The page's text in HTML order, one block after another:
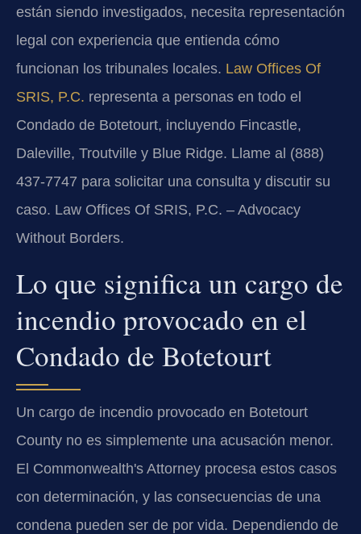
están siendo investigados, necesita representación
legal con experiencia que entienda cómo
funcionan los tribunales locales. Law Offices Of
SRIS, P.C. representa a personas en todo el
Condado de Botetourt, incluyendo Fincastle,
Daleville, Troutville y Blue Ridge. Llame al (888)
437-7747 para solicitar una consulta y discutir su
caso. Law Offices Of SRIS, P.C. – Advocacy
Without Borders.
Lo que significa un cargo de
incendio provocado en el
Condado de Botetourt
Un cargo de incendio provocado en Botetourt
County no es simplemente una acusación menor.
El Commonwealth's Attorney procesa estos casos
con determinación, y las consecuencias de una
condena pueden ser de por vida. Dependiendo de